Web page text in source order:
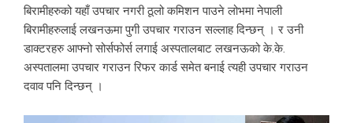
बिरामीहरुको यहाँ उपचार नगरी ठूलो कमिशन पाउने लोभमा नेपाली
बिरामीहरुलाई लखनऊमा पुगी उपचार गराउन सल्लाह दिन्छन् । र उनी
डाक्टरहरु आफ्नो सोर्सफोर्स लगाई अस्पतालबाट लखनऊको के.के.
अस्पतालमा उपचार गराउन रिफर कार्ड समेत बनाई त्यही उपचार गराउन
दवाव पनि दिन्छन् ।